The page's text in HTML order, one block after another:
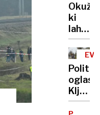
ki
lahko
do
Bo
tudi
pri
oglasi:
Kljub
novim